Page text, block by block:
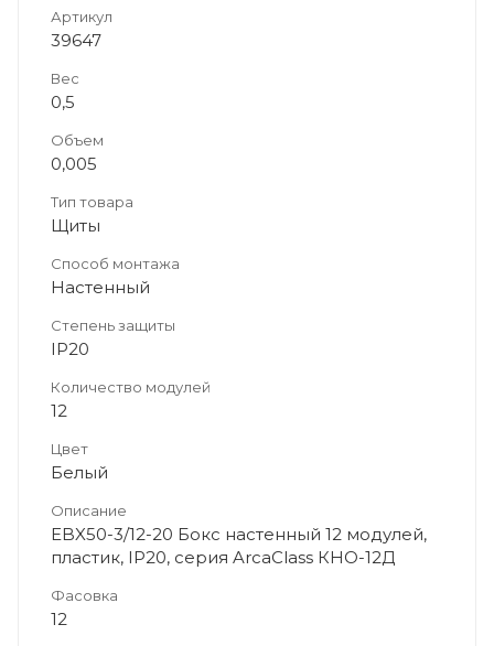
Артикул
39647
Вес
0,5
Объем
0,005
Тип товара
Щиты
Способ монтажа
Настенный
Степень защиты
IP20
Количество модулей
12
Цвет
Белый
Описание
EBX50-3/12-20 Бокс настенный 12 модулей,
пластик, IP20, серия ArcaClass КНО-12Д
Фасовка
12